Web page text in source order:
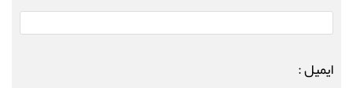
ایمیل :